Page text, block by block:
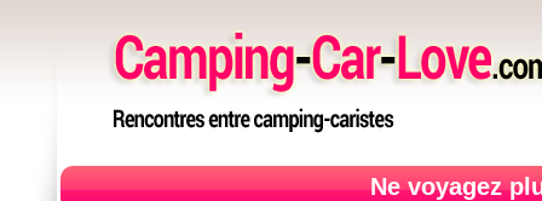
Ne voyagez